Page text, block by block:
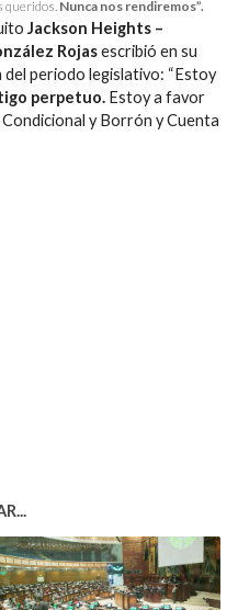
queridos. Nunca nos rendiremos”.
Jackson Heights –
Rojasescribió en su
periodo legislativo: “Estoy
perpetuo. Estoy a favor
y Borrón y Cuenta